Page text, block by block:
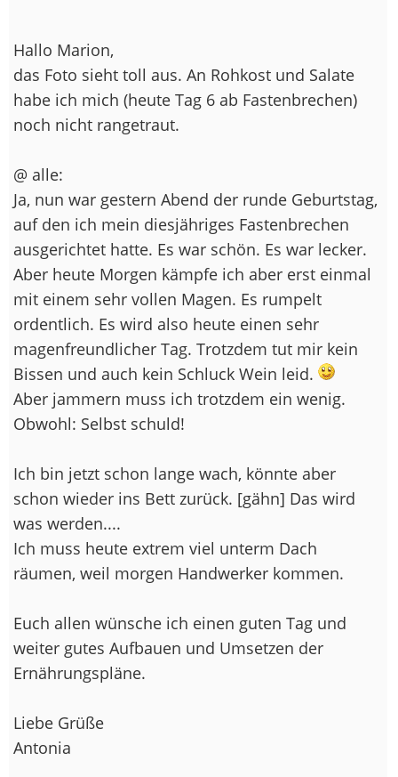
Hallo Marion,
das Foto sieht toll aus. An Rohkost und Salate
habe ich mich (heute Tag 6 ab Fastenbrechen)
noch nicht rangetraut.
@ alle:
Ja, nun war gestern Abend der runde Geburtstag,
auf den ich mein diesjähriges Fastenbrechen
ausgerichtet hatte. Es war schön. Es war lecker.
Aber heute Morgen kämpfe ich aber erst einmal
mit einem sehr vollen Magen. Es rumpelt
ordentlich. Es wird also heute einen sehr
magenfreundlicher Tag. Trotzdem tut mir kein
Bissen und auch kein Schluck Wein leid.
Aber jammern muss ich trotzdem ein wenig.
Obwohl: Selbst schuld!
Ich bin jetzt schon lange wach, könnte aber
schon wieder ins Bett zurück. [gähn] Das wird
was werden....
Ich muss heute extrem viel unterm Dach
räumen, weil morgen Handwerker kommen.
Euch allen wünsche ich einen guten Tag und
weiter gutes Aufbauen und Umsetzen der
Ernährungspläne.
Liebe Grüße
Antonia